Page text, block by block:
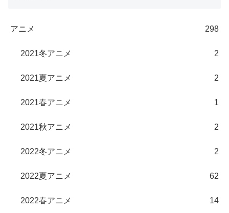
アニメ 298
2021冬アニメ 2
2021夏アニメ 2
2021春アニメ 1
2021秋アニメ 2
2022冬アニメ 2
2022夏アニメ 62
2022春アニメ 14